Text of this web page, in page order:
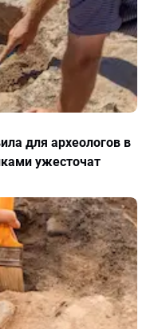
для археологов в
ужесточат